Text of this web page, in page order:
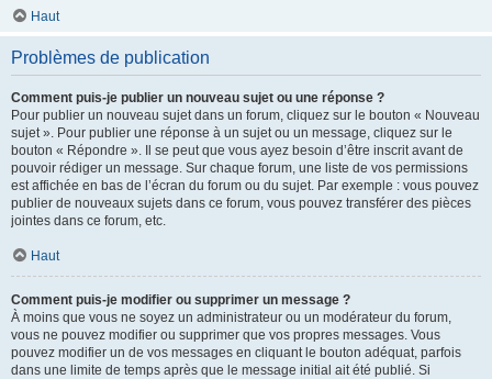
Haut
Problèmes de publication
Comment puis-je publier un nouveau sujet ou une réponse ?
Pour publier un nouveau sujet dans un forum, cliquez sur le bouton « Nouveau
sujet ». Pour publier une réponse à un sujet ou un message, cliquez sur le
bouton « Répondre ». Il se peut que vous ayez besoin d’être inscrit avant de
pouvoir rédiger un message. Sur chaque forum, une liste de vos permissions
est affichée en bas de l’écran du forum ou du sujet. Par exemple : vous pouvez
publier de nouveaux sujets dans ce forum, vous pouvez transférer des pièces
jointes dans ce forum, etc.
Haut
Comment puis-je modifier ou supprimer un message ?
À moins que vous ne soyez un administrateur ou un modérateur du forum,
vous ne pouvez modifier ou supprimer que vos propres messages. Vous
pouvez modifier un de vos messages en cliquant le bouton adéquat, parfois
dans une limite de temps après que le message initial ait été publié. Si